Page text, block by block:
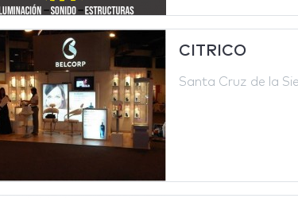
CITRICO
Santa Cruz de la